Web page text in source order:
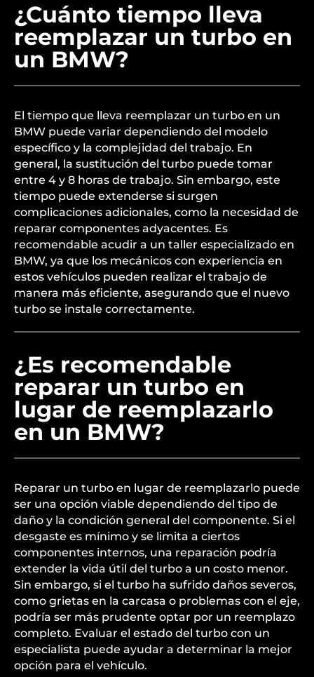
¿Cuánto tiempo lleva
reemplazar un turbo en
un BMW?
El tiempo que lleva reemplazar un turbo en un
BMW puede variar dependiendo del modelo
específico y la complejidad del trabajo. En
general, la sustitución del turbo puede tomar
entre 4 y 8 horas de trabajo. Sin embargo, este
tiempo puede extenderse si surgen
complicaciones adicionales, como la necesidad de
reparar componentes adyacentes. Es
recomendable acudir a un taller especializado en
BMW, ya que los mecánicos con experiencia en
estos vehículos pueden realizar el trabajo de
manera más eficiente, asegurando que el nuevo
turbo se instale correctamente.
¿Es recomendable
reparar un turbo en
lugar de reemplazarlo
en un BMW?
Reparar un turbo en lugar de reemplazarlo puede
ser una opción viable dependiendo del tipo de
daño y la condición general del componente. Si el
desgaste es mínimo y se limita a ciertos
componentes internos, una reparación podría
extender la vida útil del turbo a un costo menor.
Sin embargo, si el turbo ha sufrido daños severos,
como grietas en la carcasa o problemas con el eje,
podría ser más prudente optar por un reemplazo
completo. Evaluar el estado del turbo con un
especialista puede ayudar a determinar la mejor
opción para el vehículo.